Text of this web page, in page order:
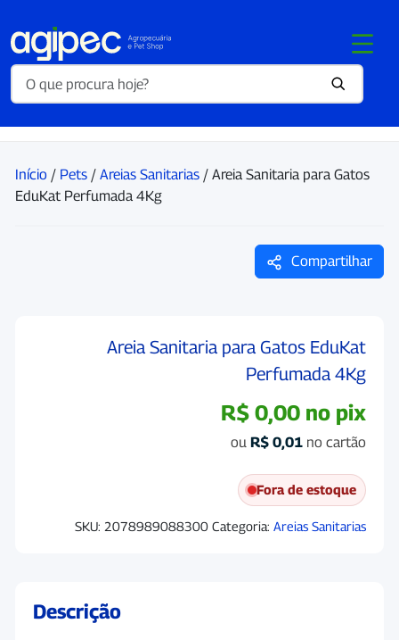
Início / Pets / Areias Sanitarias / Areia Sanitaria para Gatos
EduKat Perfumada 4Kg
Compartilhar
Areia Sanitaria para Gatos EduKat
Perfumada 4Kg
R$ 0,00 no pix
ou R$ 0,01 no cartão
Fora de estoque
SKU: 2078989088300 Categoria: Areias Sanitarias
Descrição